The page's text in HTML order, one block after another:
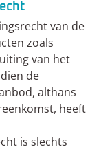
van de
zoals
van het
de
althans
heeft
is slechts